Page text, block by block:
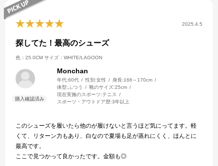
2025.4.5
探してた！最高のシューズ
色：25.0CM サイズ：WHITE/LAGOON
Monchan
年代:60代 性別:女性 身長:166～170cm
体型:ふつう 靴のサイズ:25cm
現在実施のスポーツ:テニス
スポーツ・アウトドア歴:3年以上
このシューズを履いたら他のが履けないと言うほど気にってます。軽
くて、リターン力もあり、白なので夏場も足が蒸れにくく、ほんとに
最高です。
ここで見つかって良かったです。金額も◎